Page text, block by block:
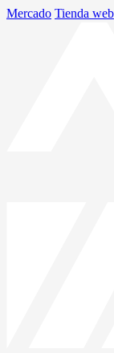
Mercado Tienda web